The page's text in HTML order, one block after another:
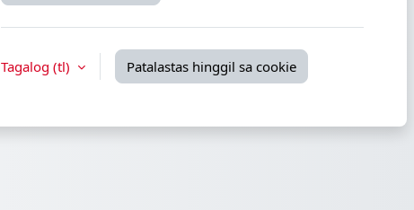
Tagalog ‎(tl)‎ Patalastas hinggil sa cookie